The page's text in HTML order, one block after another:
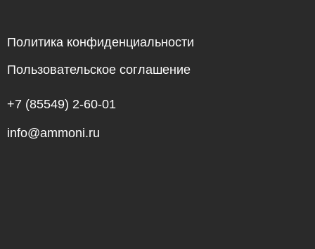
Политика конфиденциальности
Пользовательское соглашение
+7 (85549) 2-60-01
info@ammoni.ru